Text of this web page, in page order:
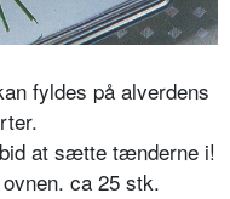
fyldes på alverdens
at sætte tænderne i!
ca 25 stk.